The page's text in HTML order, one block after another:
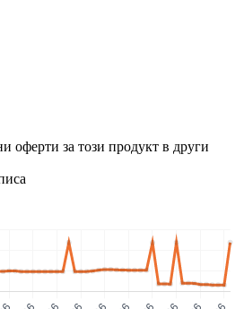
оферти за този продукт в други